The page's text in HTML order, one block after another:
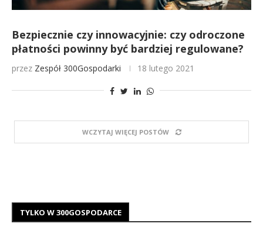
Bezpiecznie czy innowacyjnie: czy odroczone
płatności powinny być bardziej regulowane?
przez Zespół 300Gospodarki 18 lutego 2021
WCZYTAJ WIĘCEJ POSTÓW
TYLKO W 300GOSPODARCE